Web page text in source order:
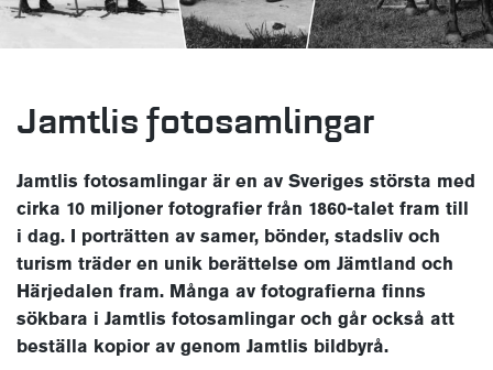
Jamtlis fotosamlingar
Jamtlis fotosamlingar är en av Sveriges största med
cirka 10 miljoner fotografier från 1860-talet fram till
i dag. I porträtten av samer, bönder, stadsliv och
turism träder en unik berättelse om Jämtland och
Härjedalen fram. Många av fotografierna finns
sökbara i Jamtlis fotosamlingar och går också att
beställa kopior av genom Jamtlis bildbyrå.